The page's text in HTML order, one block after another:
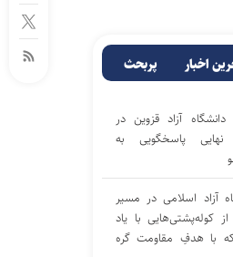
اخبار پربحث
آزاد قزوین در
پاسخگویی به
آزاد اسلامی در مسیر
کوله‌پشتی‌هایی با یاد
با هدفِ مقاومت گره